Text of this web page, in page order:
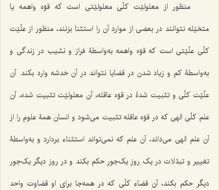
منظور از معلولیّت کلّی معلولیّتى است که قوّه واهمه یا
متخیّله نتوانند در بعضى از موارد آن را استثنا بزنند، منظور از علّیّت
کلّی علّیّتى است که قوّه واهمه به‌واسطۀ فراز و نشیب در زندگى و
به‌واسطۀ کم و زیاد شدن در قضایا نتواند در آن خدشه وارد بکند. آن
علّیّت کلّى و تثبیت شدۀ در قوّه عاقله، آن معلولیّت تثبیت شده، آن
علم کلّى الهى که در قوّه عاقله تثبیت مى‌شود و انسان همۀ علوم را از
آن علم الهى مى‌داند، آن علم که نمى‌تواند استثناء بردارد و به‌واسطۀ
تغییر و تبدّلات در یک روز یک‌جور حکم بکند و در روز دیگر یک‌جور
دیگر حکم بکند، آن قضاء کلّى که در همه‌جا براى او قضاوت واحد